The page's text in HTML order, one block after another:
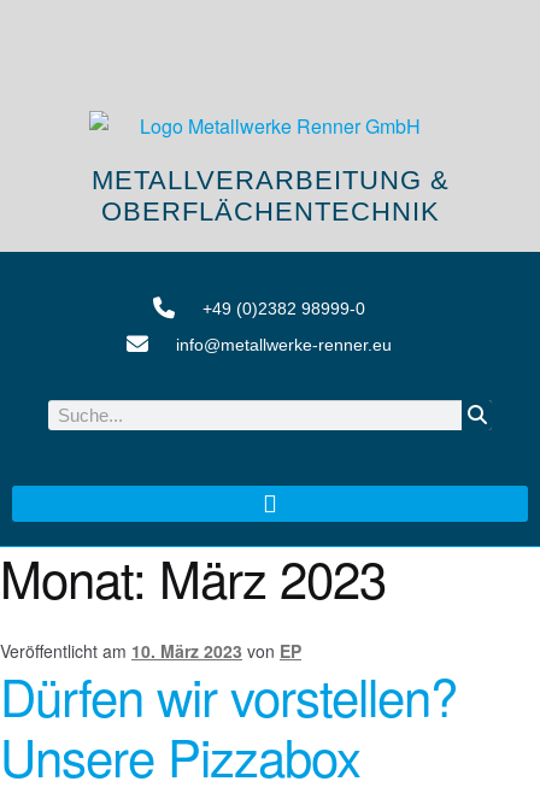
METALLVERARBEITUNG &
OBERFLÄCHENTECHNIK
+49 (0)2382 98999-0
info@metallwerke-renner.eu
Monat: März 2023
Veröffentlicht am 10. März 2023 von EP
Dürfen wir vorstellen?
Unsere Pizzabox